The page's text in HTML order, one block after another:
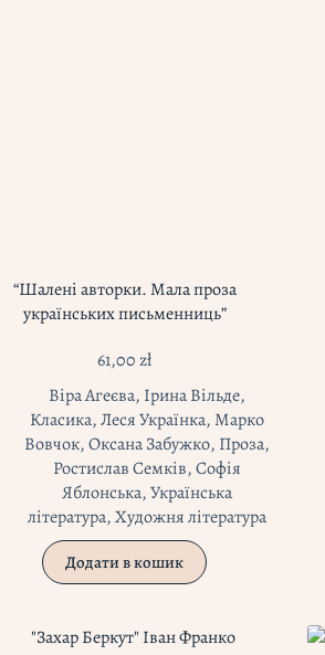
“Шалені авторки. Мала проза
українських письменниць”
61,00zł
Віра Агеєва, Ірина Вільде,
Класика,Леся Українка,Марко
Вовчок,Оксана Забужко, Проза,
Ростислав Семків,Софія
Яблонська,Українська
література,Художня література
Додати в кошик